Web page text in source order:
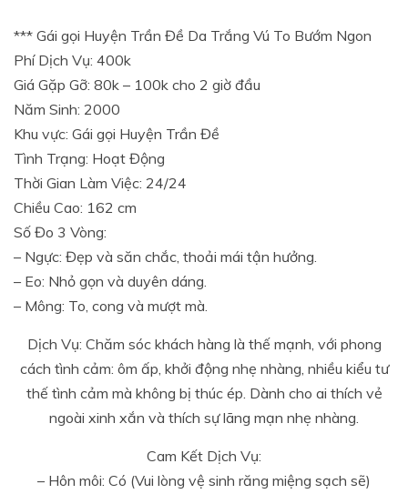
*** Gái gọi Huyện Trần Đề Da Trắng Vú To Bướm Ngon
Phí Dịch Vụ: 400k
Giá Gặp Gỡ: 80k – 100k cho 2 giờ đầu
Năm Sinh: 2000
Khu vực: Gái gọi Huyện Trần Đề
Tình Trạng: Hoạt Động
Thời Gian Làm Việc: 24/24
Chiều Cao: 162 cm
Số Đo 3 Vòng:
– Ngực: Đẹp và săn chắc, thoải mái tận hưởng.
– Eo: Nhỏ gọn và duyên dáng.
– Mông: To, cong và mượt mà.
Dịch Vụ: Chăm sóc khách hàng là thế mạnh, với phong
cách tình cảm: ôm ấp, khởi động nhẹ nhàng, nhiều kiểu tư
thế tình cảm mà không bị thúc ép. Dành cho ai thích vẻ
ngoài xinh xắn và thích sự lãng mạn nhẹ nhàng.
Cam Kết Dịch Vụ:
– Hôn môi: Có (Vui lòng vệ sinh răng miệng sạch sẽ)